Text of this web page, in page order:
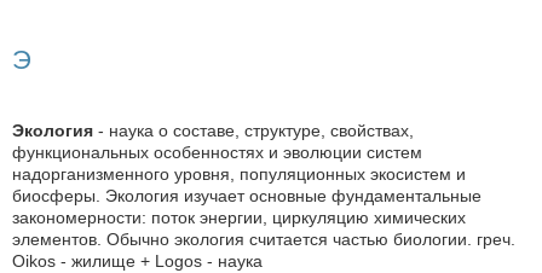
Э
Экология - наука о составе, структуре, свойствах,
функциональных особенностях и эволюции систем
надорганизменного уровня, популяционных экосистем и
биосферы. Экология изучает основные фундаментальные
закономерности: поток энергии, циркуляцию химических
элементов. Обычно экология считается частью биологии. греч.
Oikos - жилище + Logos - наука